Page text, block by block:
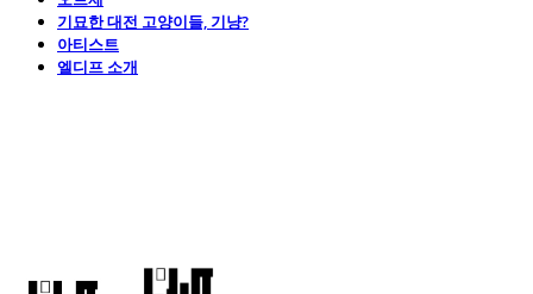
기묘한 대전 고양이들, 기냥?
아티스트
엘디프 소개